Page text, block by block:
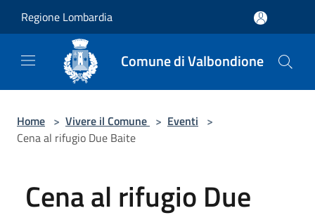
Regione Lombardia
Comune di Valbondione
Home > Vivere il Comune > Eventi >
Cena al rifugio Due Baite
Cena al rifugio Due